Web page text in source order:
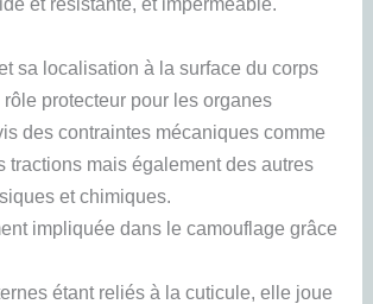
sa localisation à la surface du corps
protecteur pour les organes
des contraintes mécaniques comme
tractions mais également des autres
et chimiques.
impliquée dans le camouflage grâce
étant reliés à la cuticule, elle joue